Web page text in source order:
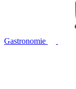
Gastronomie